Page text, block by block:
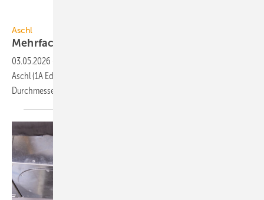
Aschl
Mehrfach-Zwiebel-Aufklapp-Ring­raum­dichtung
03.05.2026
Aschl (1A Edelstahl) eignet sich für Rohre und Kabel mit einem
Durchmesser von 5 bis zu